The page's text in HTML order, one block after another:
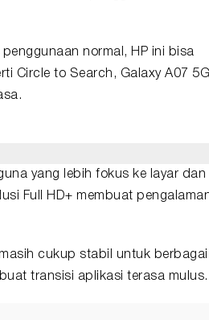
normal, HP ini bisa
Circle to Search, Galaxy A07 5G
yang lebih fokus ke layar dan
Full HD+ membuat
cukup stabil untuk berbagai
transisi aplikasi terasa mulus.